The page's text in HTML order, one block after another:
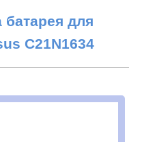
батарея для
C21N1634